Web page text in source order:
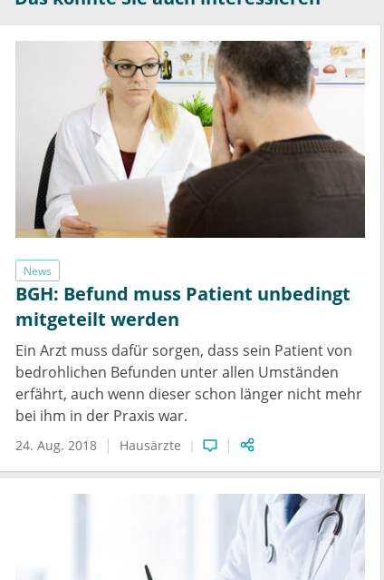
News
BGH: Befund muss Patient unbedingt
mitgeteilt werden
Ein Arzt muss dafür sorgen, dass sein Patient von
bedrohlichen Befunden unter allen Umständen
erfährt, auch wenn dieser schon länger nicht mehr
bei ihm in der Praxis war.
24. Aug. 2018 Hausärzte